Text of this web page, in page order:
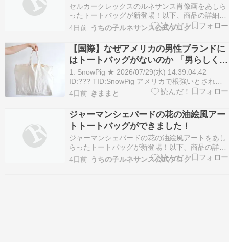
セルカークレックスのルネサンス肖像画をあしら
ったトートバッグが新登場！以下、商品の詳細を
ご紹介します。 猫（セルカークレックス）のルネ
サンス風モノクロトートバッグ ― 額縁デザイン
猫（セルカークレックス）のルネサンス風肖像画
が、モノクロアートとしてトートバッグにプリン
トされてい…
4日前 うちの子ルネサンス公式ブログ
【国際】なぜアメリカの男性ブランドに
はトートバッグがないのか 「男らしくあ
れ」の価値観根強く ゲイに向けられる眼
差し
1: SnowPig ★ 2026/07/29(水) 14:39:04.42
ID:??? TID:SnowPig アメリカで根強いとされる
ゲイ差別がSNS上で大きな注目を集めている。 き
っかけになったのは、漫画家の尾添椿さん
（@ozoekkk）が「アメリカ人の友人がトートバ
ッグ…
4日前 きままと
ジャーマンシェパードの花の油絵風アー
トトートバッグができました！
ジャーマンシェパードの花の油絵風アートをあし
らったトートバッグが新登場！以下、商品の詳細
をご紹介します。 犬（ジャーマンシェパード）の
花の油絵風カラートートバッグ 色とりどりの花々
4日前 うちの子ルネサンス公式ブログ